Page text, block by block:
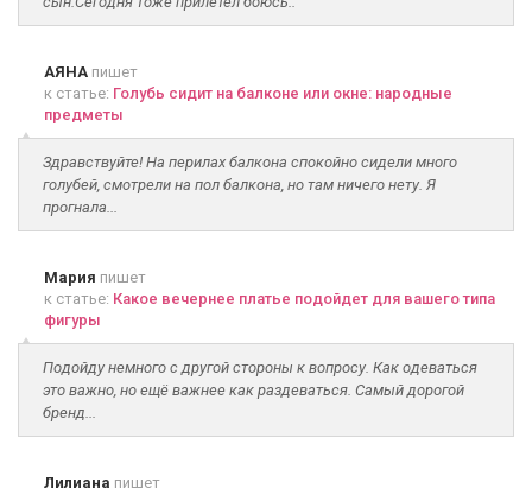
АЯНА пишет
к статье: Голубь сидит на балконе или окне: народные
предметы
Здравствуйте! На перилах балкона спокойно сидели много
голубей, смотрели на пол балкона, но там ничего нету. Я
прогнала...
Мария пишет
к статье: Какое вечернее платье подойдет для вашего типа
фигуры
Подойду немного с другой стороны к вопросу. Как одеваться
это важно, но ещё важнее как раздеваться. Самый дорогой
бренд...
Лилиана пишет